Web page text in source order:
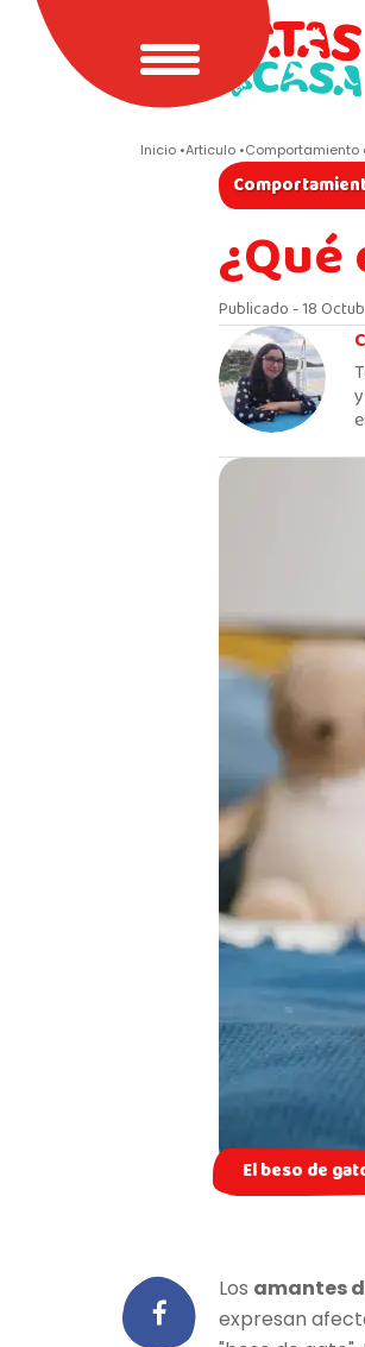
Inicio Articulo Comportamiento
Publicado - 18
El beso de
Los amantes
expresan